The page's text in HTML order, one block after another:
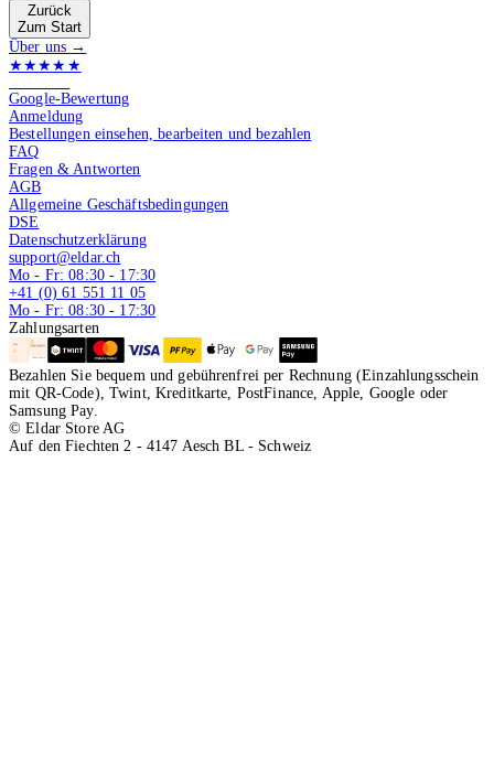
Zurück
Zum Start
Über uns →
★★★★★
Google-Bewertung
Anmeldung
Bestellungen einsehen, bearbeiten und bezahlen
FAQ
Fragen & Antworten
AGB
Allgemeine Geschäftsbedingungen
DSE
Datenschutzerklärung
support@eldar.ch
Mo - Fr: 08:30 - 17:30
+41 (0) 61 551 11 05
Mo - Fr: 08:30 - 17:30
Zahlungsarten
Bezahlen Sie bequem und gebührenfrei per Rechnung (Einzahlungsschein
mit QR-Code), Twint, Kreditkarte, PostFinance, Apple, Google oder
Samsung Pay.
© Eldar Store AG
Auf den Fiechten 2 - 4147 Aesch BL - Schweiz